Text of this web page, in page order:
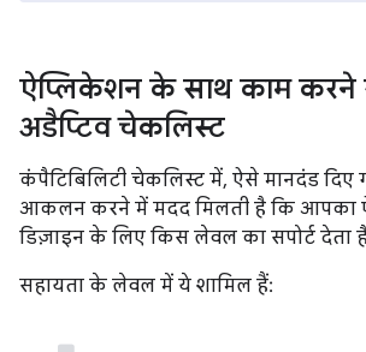
ऐप्लिकेशन के साथ काम करने
अडैप्टिव चेकलिस्ट
कंपैटिबिलिटी चेकलिस्ट में, ऐसे मानदंड
आकलन करने में मदद मिलती है कि आपका
डिज़ाइन के लिए किस लेवल का सपोर्ट देता
सहायता के लेवल में ये शामिल हैं: